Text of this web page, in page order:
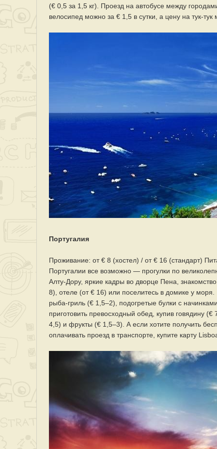
(€ 0,5 за 1,5 кг). Проезд на автобусе между
велосипед можно за € 1,5 в сутки, а цену на тук-
Португалия
Проживание: от € 8 (хостел) / от € 16 (стандарт)
Португалии все возможно — прогулки по
Алту-Дору, яркие кадры во дворце Пена,
8), отеле (от € 16) или поселитесь в домике у
рыба-гриль (€ 1,5–2), подогретые булки с
приготовить превосходный обед, купив говядину
4,5) и фрукты (€ 1,5–3). А если хотите получить
оплачивать проезд в транспорте, купите карту